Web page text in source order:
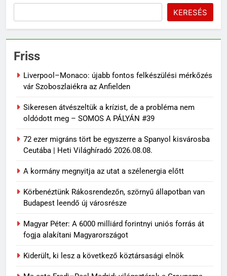
KERESÉS
Friss
Liverpool–Monaco: újabb fontos felkészülési mérkőzés
vár Szoboszlaiékra az Anfielden
Sikeresen átvészeltük a krízist, de a probléma nem
oldódott meg – SOMOS A PÁLYÁN #39
72 ezer migráns tört be egyszerre a Spanyol kisvárosba
Ceutába | Heti Világhíradó 2026.08.08.
A kormány megnyitja az utat a szélenergia előtt
Körbenéztünk Rákosrendezőn, szörnyű állapotban van
Budapest leendő új városrésze
Magyar Péter: A 6000 milliárd forintnyi uniós forrás át
fogja alakítani Magyarországot
Kiderült, ki lesz a következő köztársasági elnök